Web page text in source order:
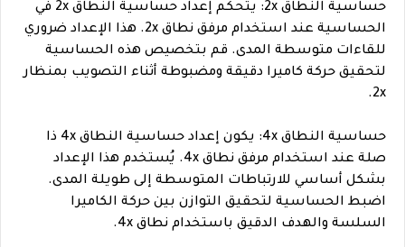
حساسية النطاق 2x: يتحكم إعداد حساسية النطاق 2x في
الحساسية عند استخدام مرفق نطاق 2x. هذا الإعداد ضروري
للقاءات متوسطة المدى. قم بتخصيص هذه الحساسية
لتحقيق حركة كاميرا دقيقة ومضبوطة أثناء التصويب بمنظار
2x.
حساسية النطاق 4x: يكون إعداد حساسية النطاق 4x ذا
صلة عند استخدام مرفق نطاق 4x. يُستخدم هذا الإعداد
بشكل أساسي للارتباطات المتوسطة إلى طويلة المدى.
اضبط الحساسية لتحقيق التوازن بين حركة الكاميرا
السلسة والهدف الدقيق باستخدام نطاق 4x.